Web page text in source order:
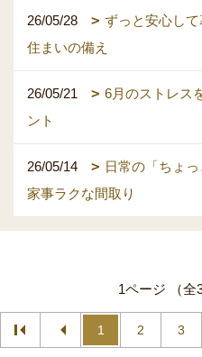
26/05/28
ずっと安心し
住まいの備え
26/05/21
6月のストレス
ント
26/05/14
日常の「ちょ
家事ラクな間取り
1ページ （全
1 2 3